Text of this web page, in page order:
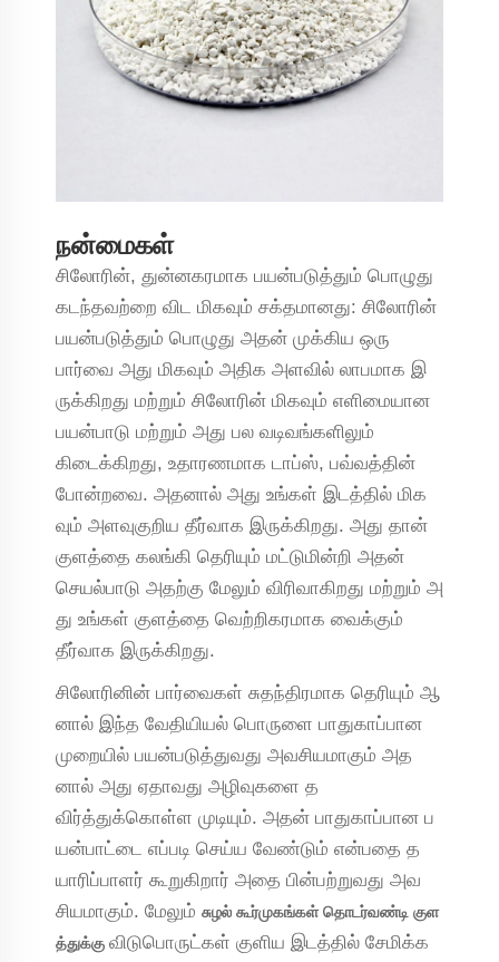
நன்மைகள்
சிலோரின், துன்னகரமாக பயன்படுத்தும் பொழுது
கடந்தவற்றை விட மிகவும் சக்தமானது: சிலோரின்
பயன்படுத்தும் பொழுது அதன் முக்கிய ஒரு
பார்வை அது மிகவும் அதிக அளவில் லாபமாக இ
ருக்கிறது மற்றும் சிலோரின் மிகவும் எளிமையான
பயன்பாடு மற்றும் அது பல வடிவங்களிலும்
கிடைக்கிறது, உதாரணமாக டாப்ஸ், பவ்வத்தின்
போன்றவை. அதனால் அது உங்கள் இடத்தில் மிக
வும் அளவுகுறிய தீர்வாக இருக்கிறது. அது தான்
குளத்தை கலங்கி தெரியும் மட்டுமின்றி அதன்
செயல்பாடு அதற்கு மேலும் விரிவாகிறது மற்றும் அ
து உங்கள் குளத்தை வெற்றிகரமாக வைக்கும்
தீர்வாக இருக்கிறது.
சிலோரினின் பார்வைகள் சுதந்திரமாக தெரியும் ஆ
னால் இந்த வேதியியல் பொருளை பாதுகாப்பான
முறையில் பயன்படுத்துவது அவசியமாகும் அத
னால் அது ஏதாவது அழிவுகளை த
விர்த்துக்கொள்ள முடியும். அதன் பாதுகாப்பான ப
யன்பாட்டை எப்படி செய்ய வேண்டும் என்பதை த
யாரிப்பாளர் கூறுகிறார் அதை பின்பற்றுவது அவ
சியமாகும். மேலும் சுழல் கூர்முகங்கள் தொடர்வண்டி குள
த்துக்கு விடுபொருட்கள் குளிய இடத்தில் சேமிக்க